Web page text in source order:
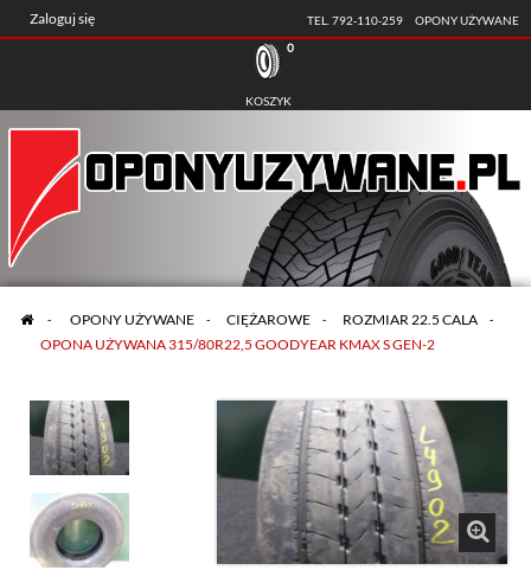
Zaloguj się OPONY UŻYWANE
TEL. 792-110-259
0
KOSZYK
> OPONY UŻYWANE > CIĘŻAROWE >
ROZMIAR 22.5 CALA
OPONA UŻYWANA 315/80R22,5 GOODYEAR KMAX S GEN-2